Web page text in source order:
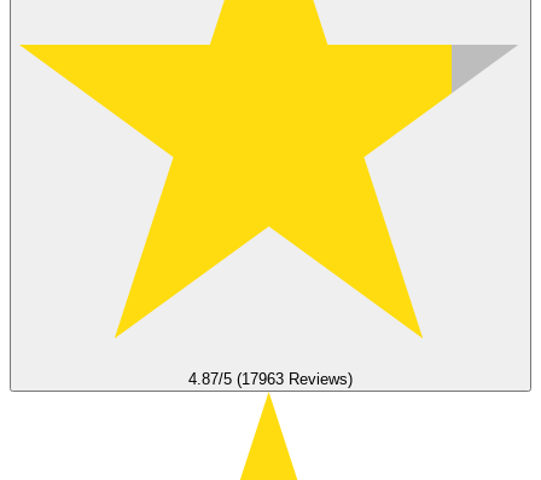
4.87/5 (17963 Reviews)